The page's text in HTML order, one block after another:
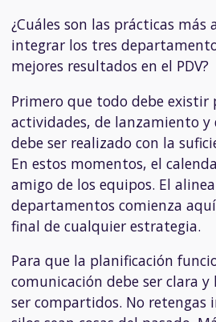
¿Cuáles son las prácticas más
integrar los tres
mejores resultados en el PDV?
Primero que todo debe
actividades, de lanzamiento y
debe ser realizado con la
En estos momentos, el
amigo de los equipos. El
departamentos comienza
final de cualquier estrategia.
Para que la planificación
comunicación debe ser clara
ser compartidos. No retengas